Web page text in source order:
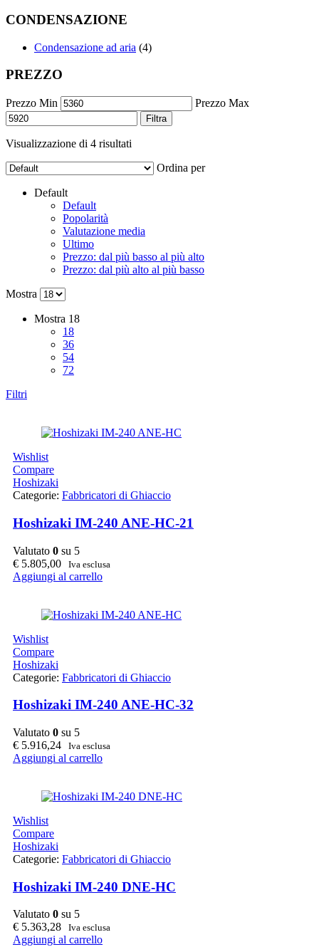
CONDENSAZIONE
Condensazione ad aria (4)
PREZZO
Prezzo Min Prezzo Max
Filtra
Visualizzazione di 4 risultati
Ordina per
Default
Default
Popolarità
Valutazione media
Ultimo
Prezzo: dal più basso al più alto
Prezzo: dal più alto al più basso
Mostra
Mostra 18
18
36
54
72
Filtri
Wishlist
Compare
Hoshizaki
Categorie: Fabbricatori di Ghiaccio
Hoshizaki IM-240 ANE-HC-21
Valutato 0 su 5
€ 5.805,00 Iva esclusa
Aggiungi al carrello
Wishlist
Compare
Hoshizaki
Categorie: Fabbricatori di Ghiaccio
Hoshizaki IM-240 ANE-HC-32
Valutato 0 su 5
€ 5.916,24 Iva esclusa
Aggiungi al carrello
Wishlist
Compare
Hoshizaki
Categorie: Fabbricatori di Ghiaccio
Hoshizaki IM-240 DNE-HC
Valutato 0 su 5
€ 5.363,28 Iva esclusa
Aggiungi al carrello